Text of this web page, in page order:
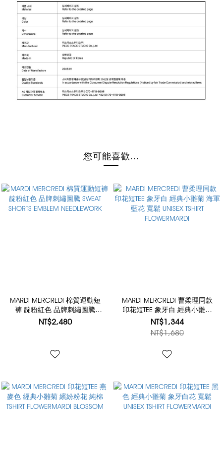
您可能喜歡...
MARDI MERCREDI 棉質運動短
褲 靛粉紅色 品牌刺繡圖騰
SWEAT SHORTS EMBLEM
NT$2,480
MARDI MERCREDI 曹柔理同款
印花短TEE 象牙白 經典小雛菊
海軍藍花 寬鬆 UNISEX TSHIRT
FLOWERMARDI
NT$1,344
NT$1,680